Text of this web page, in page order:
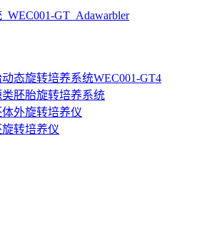
态旋转培养系统WEC001-GT4
胚胎旋转培养系统
外旋转培养仪
转培养仪